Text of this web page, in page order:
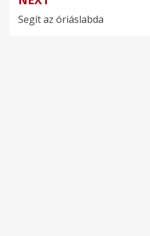
Segít az óriáslabda